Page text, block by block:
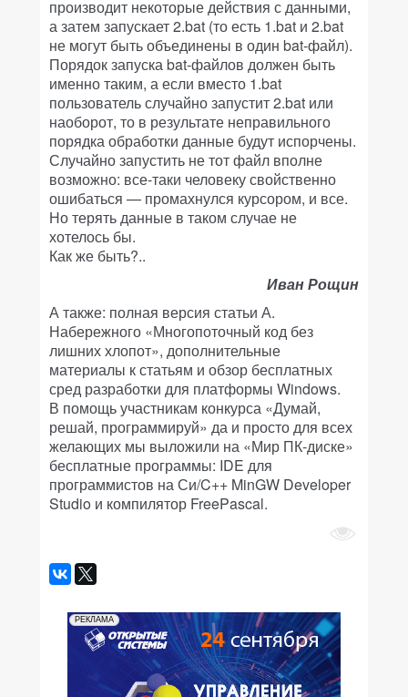
производит некоторые действия с данными,
а затем запускает 2.bat (то есть 1.bat и 2.bat
не могут быть объединены в один bat-файл).
Порядок запуска bat-файлов должен быть
именно таким, а если вместо 1.bat
пользователь случайно запустит 2.bat или
наоборот, то в результате неправильного
порядка обработки данные будут испорчены.
Случайно запустить не тот файл вполне
возможно: все-таки человеку свойственно
ошибаться — промахнулся курсором, и все.
Но терять данные в таком случае не
хотелось бы.
Как же быть?..
Иван Рощин
А также: полная версия статьи А.
Набережного «Многопоточный код без
лишних хлопот», дополнительные
материалы к статьям и обзор бесплатных
сред разработки для платформы Windows.
В помощь участникам конкурса «Думай,
решай, программируй» да и просто для всех
желающих мы выложили на «Мир ПК-диске»
бесплатные программы: IDE для
программистов на Си/C++ MinGW Developer
Studio и компилятор FreePascal.
РЕКЛАМА